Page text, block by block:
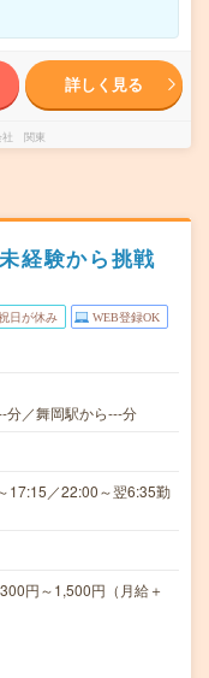
詳しく見る
社 関東
経験から挑戦
日が休み WEB登録OK
分／舞岡駅から---分
17:15／22:00～翌6:35勤
円～1,500円（月給＋